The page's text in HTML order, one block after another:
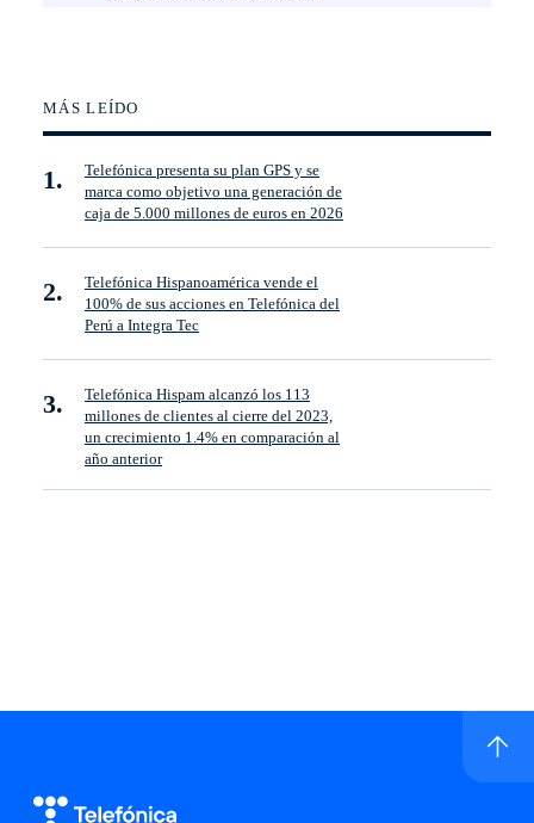
MÁS LEÍDO
Telefónica presenta su plan GPS y se
marca como objetivo una generación de
caja de 5.000 millones de euros en 2026
Telefónica Hispanoamérica vende el
100% de sus acciones en Telefónica del
Perú a Integra Tec
Telefónica Hispam alcanzó los 113
millones de clientes al cierre del 2023,
un crecimiento 1.4% en comparación al
año anterior
Ir a inicio de sitio
Logo Telefónica